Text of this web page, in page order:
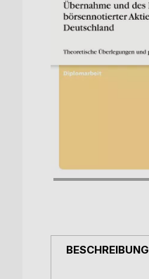
BESCHREIBUNG